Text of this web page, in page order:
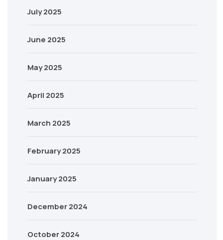
July 2025
June 2025
May 2025
April 2025
March 2025
February 2025
January 2025
December 2024
October 2024